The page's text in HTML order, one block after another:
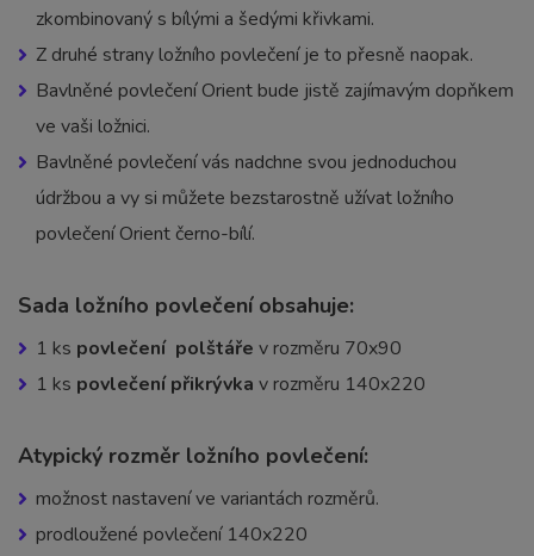
zkombinovaný s bílými a šedými křivkami.
Z druhé strany ložního povlečení je to přesně naopak.
Bavlněné povlečení Orient bude jistě zajímavým dopňkem
ve vaši ložnici.
Bavlněné povlečení vás nadchne svou jednoduchou
údržbou a vy si můžete bezstarostně užívat ložního
povlečení Orient černo-bílí.
Sada ložního povlečení obsahuje:
1 ks povlečení polštáře v rozměru 70x90
1 ks povlečení přikrývka v rozměru 140x220
Atypický rozměr ložního povlečení:
možnost nastavení ve variantách rozměrů.
prodloužené povlečení 140x220